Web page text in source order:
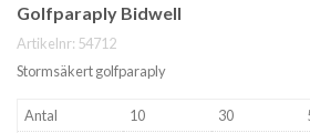
Golfparaply Bidwell
Artikelnr: 54712
Stormsäkert golfparaply
Antal 10 30